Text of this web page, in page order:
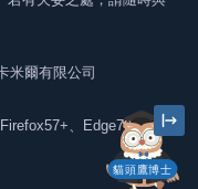
貓頭鷹博士
米爾有限公司
、Edge79+及